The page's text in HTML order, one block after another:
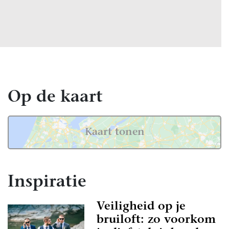
Op de kaart
Kaart tonen
Inspiratie
Veiligheid op je
bruiloft: zo voorkom